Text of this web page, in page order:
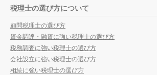
税理士の選び方について
顧問税理士の選び方
資金調達・融資に強い税理士の選び方
税務調査に強い税理士の選び方
会社設立に強い税理士の選び方
相続に強い税理士の選び方